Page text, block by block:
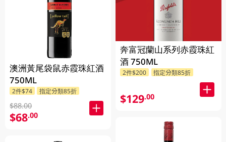
澳洲黃尾袋鼠赤霞珠紅酒
750ML
2件$74 指定分類85折
$88.00
$68.00
奔富冠蘭山系列赤霞珠紅
酒 750ML
2件$200 指定分類85折
$129.00